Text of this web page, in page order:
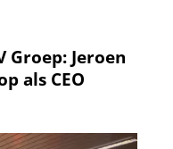
Groep: Jeroen
als CEO